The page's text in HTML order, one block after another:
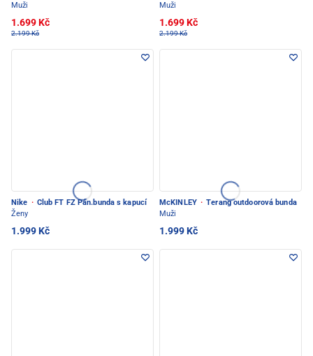
Muži
1.699 Kč
2.199 Kč
Muži
1.699 Kč
2.199 Kč
Nike · Club FT FZ Pán.bunda s kapucí
Ženy
1.999 Kč
McKINLEY · Terang outdoorová bunda
Muži
1.999 Kč